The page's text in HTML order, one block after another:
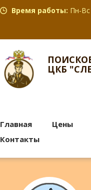
Время работы: Пн-Вс
ЦКБ
Главная Цены
Контакты